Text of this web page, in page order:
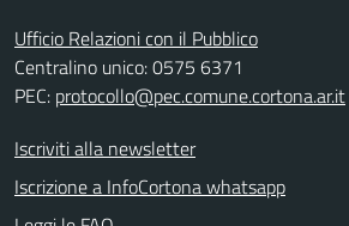
Ufficio Relazioni con il Pubblico
Centralino unico: 0575 6371
PEC: protocollo@pec.comune.cortona.ar.it
Iscriviti alla newsletter
Iscrizione a InfoCortona whatsapp